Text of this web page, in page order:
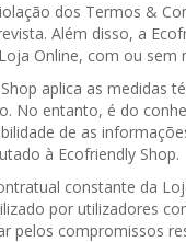
dos Termos &
Além disso, a
Online, com ou sem
aplica as medidas
No entanto, é do
de as
à Ecofriendly Shop.
constante da
por utilizadores
pelos compromissos